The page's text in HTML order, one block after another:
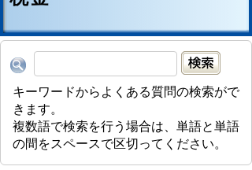
キーワードからよくある質問の検索がで
きます。
複数語で検索を行う場合は、単語と単語
の間をスペースで区切ってください。